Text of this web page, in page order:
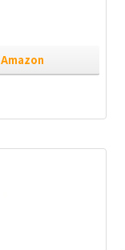
Amazon